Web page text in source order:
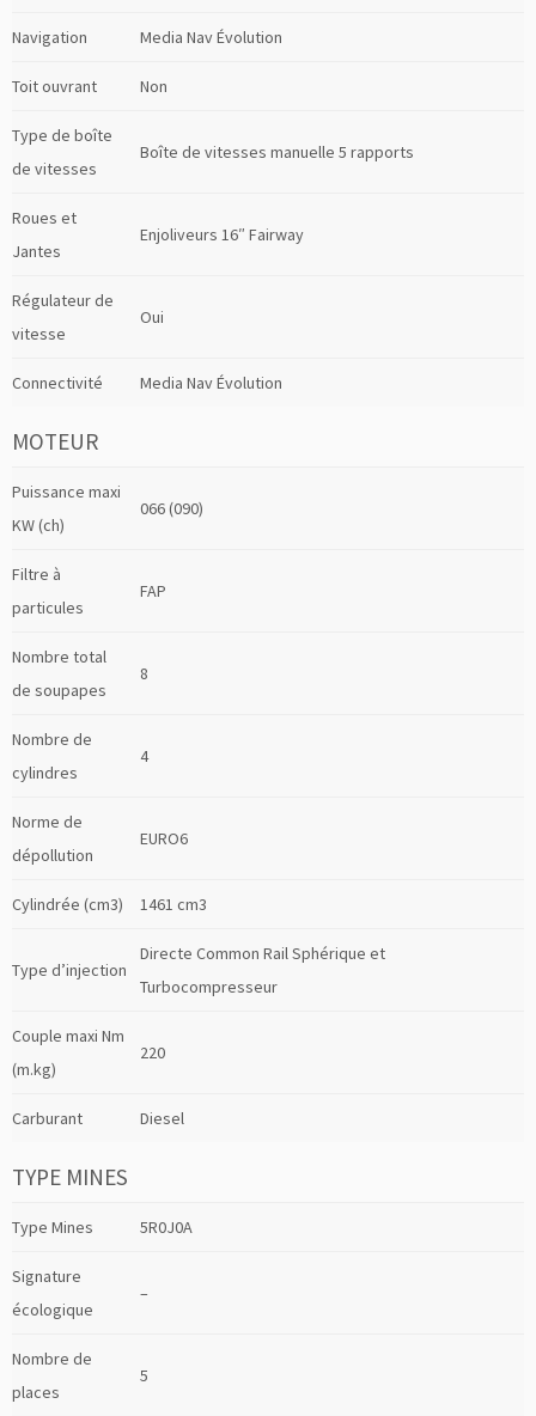
Navigation Media Nav Évolution
Toit ouvrant Non
Type de boîte
de vitesses
Boîte de vitesses manuelle 5 rapports
Roues et
Jantes
Enjoliveurs 16″ Fairway
Régulateur de
vitesse
Oui
Connectivité Media Nav Évolution
MOTEUR
Puissance maxi
KW (ch)
066 (090)
Filtre à
particules
FAP
Nombre total
de soupapes
8
Nombre de
cylindres
4
Norme de
dépollution
EURO6
Cylindrée (cm3) 1461 cm3
Type d’injection
Directe Common Rail Sphérique et
Turbocompresseur
Couple maxi Nm
(m.kg)
220
Carburant Diesel
TYPE MINES
Type Mines 5R0J0A
Signature
écologique
–
Nombre de
places
5